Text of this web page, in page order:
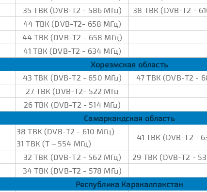
35 ТВК (DVB-Т2 - 586 МГц)
38 ТВК (DVB-Т2 -
44 ТВК (DVB-Т2- 658 МГц)
44 ТВК (DVB-Т2 - 658 МГц)
41 ТВК (DVB-Т2 - 634 МГц)
Хорезмская область
43 ТВК (DVB-Т2 - 650 МГц) 47 ТВК (DVB-Т2 -
27 ТВК (DVB-Т2- 522 МГц
26 ТВК (DVB-Т2 - 514 МГц)
Самаркандская область
38 ТВК (DVB-Т2 - 610 МГц)
31 ТВК (Т – 554 МГц)
41 ТВК (DVB-Т2 -
32 ТВК (DVB-Т2 - 562 МГц)
29 ТВК (DVB-Т2 -
34 ТВК (DVB-Т2 - 578 МГц)
Республика Каракалпакстан